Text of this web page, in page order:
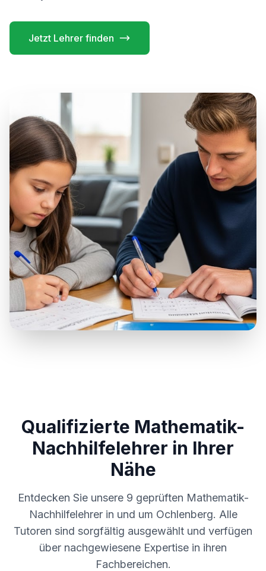
Jetzt Lehrer finden
Qualifizierte Mathematik-
Nachhilfelehrer in Ihrer
Nähe
Entdecken Sie unsere 9 geprüften Mathematik-
Nachhilfelehrer in und um Ochlenberg. Alle
Tutoren sind sorgfältig ausgewählt und verfügen
über nachgewiesene Expertise in ihren
Fachbereichen.